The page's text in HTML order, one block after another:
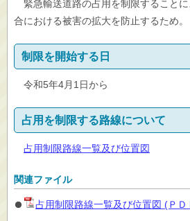
緊急輸送道路の占用を制限すること
合における被害の拡大を防止するため。
制限を開始する日
令和5年4月1日から
占用を制限する路線について
占用制限路線一覧及び位置図
関連ファイル
占用制限路線一覧及び位置図 (Ｐ